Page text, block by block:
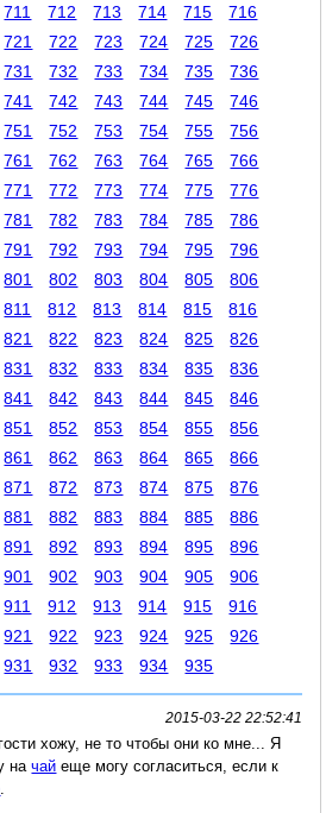
711 712 713 714 715
716
721 722 723 724 725
726
731 732 733 734 735
736
741 742 743 744 745
746
751 752 753 754 755
756
761 762 763 764 765
766
771 772 773 774 775
776
781 782 783 784 785
786
791 792 793 794 795
796
801 802 803 804 805
806
811 812 813 814 815
816
821 822 823 824 825
826
831 832 833 834 835
836
841 842 843 844 845
846
851 852 853 854 855
856
861 862 863 864 865
866
871 872 873 874 875
876
881 882 883 884 885
886
891 892 893 894 895
896
901 902 903 904 905
906
911 912 913 914 915
916
921 922 923 924 925
926
931 932 933 934 935
2015-03-22 22:52:41
хожу, не то чтобы они ко мне... Я
начай еще могу согласиться, если к